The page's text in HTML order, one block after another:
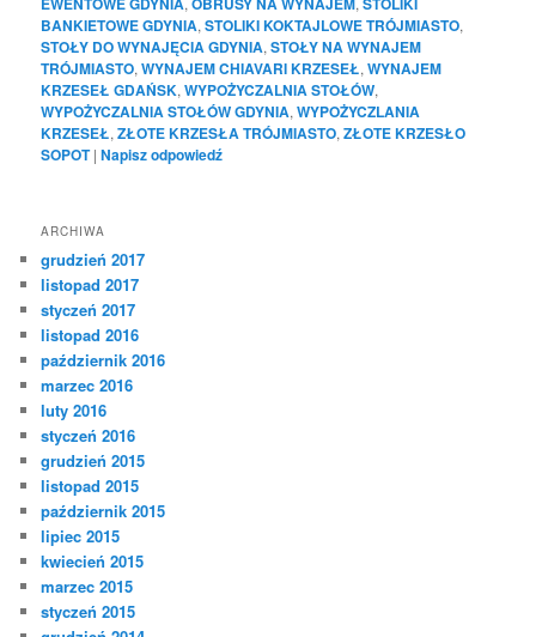
BANKIETOWE GDYNIA,STOLIKI KOKTAJLOWE TRÓJMIASTO,
STOŁY DO WYNAJĘCIA GDYNIA,STOŁY NA WYNAJEM
TRÓJMIASTO,WYNAJEM CHIAVARI KRZESEŁ,WYNAJEM
KRZESEŁ GDAŃSK,WYPOŻYCZALNIA STOŁÓW,
WYPOŻYCZALNIA STOŁÓW GDYNIA,WYPOŻYCZLANIA
KRZESEŁ,ZŁOTE KRZESŁA TRÓJMIASTO,ZŁOTE KRZESŁO
SOPOT |Napisz odpowiedź
ARCHIWA
grudzień 2017
listopad 2017
styczeń 2017
listopad 2016
październik 2016
marzec 2016
luty 2016
styczeń 2016
grudzień 2015
listopad 2015
październik 2015
lipiec 2015
kwiecień 2015
marzec 2015
styczeń 2015